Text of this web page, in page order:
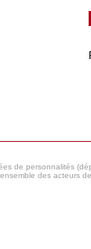
de personnalités
des acteurs